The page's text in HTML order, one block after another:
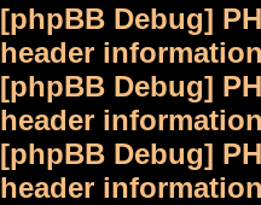
[phpBB Debug]
header
[phpBB Debug]
header
[phpBB Debug]
header